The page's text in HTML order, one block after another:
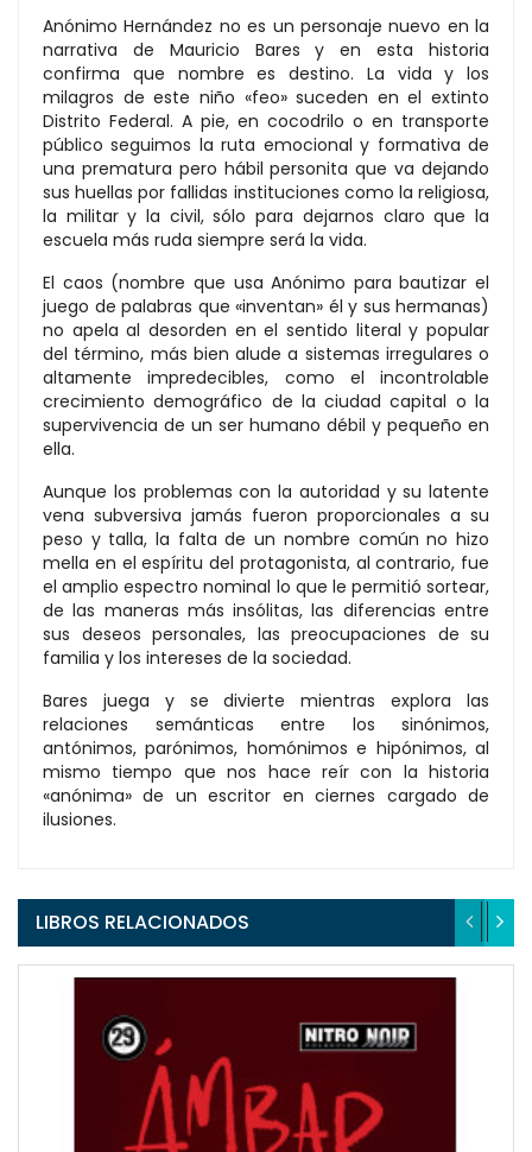
Anónimo Hernández no es un personaje nuevo en la
narrativa de Mauricio Bares y en esta historia
confirma que nombre es destino. La vida y los
milagros de este niño «feo» suceden en el extinto
Distrito Federal. A pie, en cocodrilo o en transporte
público seguimos la ruta emocional y formativa de
una prematura pero hábil personita que va dejando
sus huellas por fallidas instituciones como la religiosa,
la militar y la civil, sólo para dejarnos claro que la
escuela más ruda siempre será la vida.
El caos (nombre que usa Anónimo para bautizar el
juego de palabras que «inventan» él y sus hermanas)
no apela al desorden en el sentido literal y popular
del término, más bien alude a sistemas irregulares o
altamente impredecibles, como el incontrolable
crecimiento demográfico de la ciudad capital o la
supervivencia de un ser humano débil y pequeño en
ella.
Aunque los problemas con la autoridad y su latente
vena subversiva jamás fueron proporcionales a su
peso y talla, la falta de un nombre común no hizo
mella en el espíritu del protagonista, al contrario, fue
el amplio espectro nominal lo que le permitió sortear,
de las maneras más insólitas, las diferencias entre
sus deseos personales, las preocupaciones de su
familia y los intereses de la sociedad.
Bares juega y se divierte mientras explora las
relaciones semánticas entre los sinónimos,
antónimos, parónimos, homónimos e hipónimos, al
mismo tiempo que nos hace reír con la historia
«anónima» de un escritor en ciernes cargado de
ilusiones.
LIBROS RELACIONADOS